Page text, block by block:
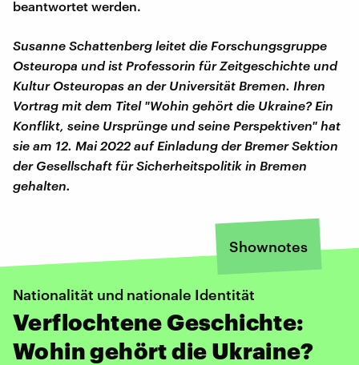
beantwortet werden.
Susanne Schattenberg leitet die Forschungsgruppe
Osteuropa und ist Professorin für Zeitgeschichte und
Kultur Osteuropas an der Universität Bremen. Ihren
Vortrag mit dem Titel "Wohin gehört die Ukraine? Ein
Konflikt, seine Ursprünge und seine Perspektiven" hat
sie am 12. Mai 2022 auf Einladung der Bremer Sektion
der Gesellschaft für Sicherheitspolitik in Bremen
gehalten.
Shownotes
Nationalität und nationale Identität
Verflochtene Geschichte:
Wohin gehört die Ukraine?